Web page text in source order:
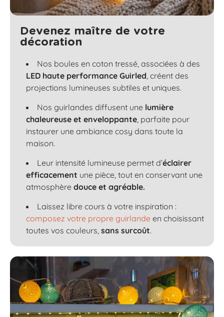
Devenez maître de votre
décoration
Nos boules en coton tressé, associées à des
LED haute performance Guirled, créent des
projections lumineuses subtiles et uniques.
Nos guirlandes diffusent une lumière
chaleureuse et enveloppante, parfaite pour
instaurer une ambiance cosy dans toute la
maison.
Leur intensité lumineuse permet d’éclairer
efficacement une pièce, tout en conservant une
atmosphère douce et agréable.
Laissez libre cours à votre inspiration :
composez votre propre guirlande en choisissant
toutes vos couleurs, sans surcoût.